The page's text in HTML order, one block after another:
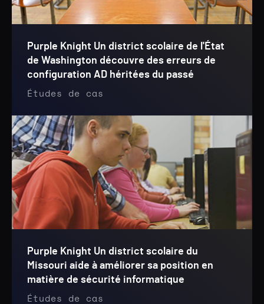
Purple Knight Un district scolaire de l'État
de Washington découvre des erreurs de
configuration AD héritées du passé
Études de cas
Purple Knight Un district scolaire du
Missouri aide à améliorer sa position en
matière de sécurité informatique
Études de cas